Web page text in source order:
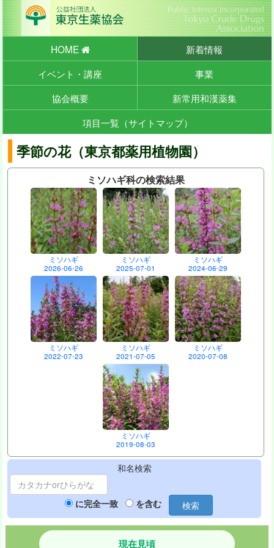
HOME
新着情報
イベント・講座
事業
協会概要
新常用和漢薬集
項目一覧（サイトマップ）
季節の花（東京都薬用植物園）
ミソハギ科の検索結果
ミソハギ
2026-06-26
ミソハギ
2025-07-01
ミソハギ
2024-06-29
ミソハギ
2022-07-23
ミソハギ
2021-07-05
ミソハギ
2020-07-08
ミソハギ
2019-08-03
和名検索
に完全一致 を含む 検索
現在見頃